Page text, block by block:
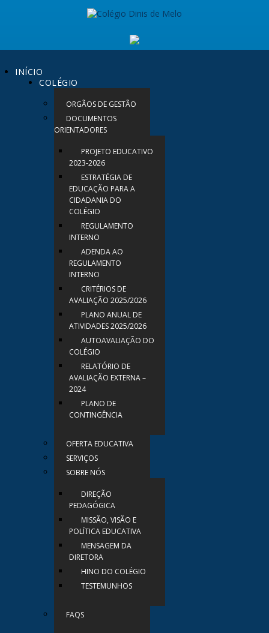
INÍCIO
COLÉGIO
ORGÃOS DE GESTÃO
DOCUMENTOS
ORIENTADORES
PROJETO EDUCATIVO
2023-2026
ESTRATÉGIA DE
EDUCAÇÃO PARA A
CIDADANIA DO
COLÉGIO
REGULAMENTO
INTERNO
ADENDA AO
REGULAMENTO
INTERNO
CRITÉRIOS DE
AVALIAÇÃO 2025/2026
PLANO ANUAL DE
ATIVIDADES 2025/2026
AUTOAVALIAÇÃO DO
COLÉGIO
RELATÓRIO DE
AVALIAÇÃO EXTERNA –
2024
PLANO DE
CONTINGÊNCIA
OFERTA EDUCATIVA
SERVIÇOS
SOBRE NÓS
DIREÇÃO
PEDAGÓGICA
MISSÃO, VISÃO E
POLÍTICA EDUCATIVA
MENSAGEM DA
DIRETORA
HINO DO COLÉGIO
TESTEMUNHOS
FAQS